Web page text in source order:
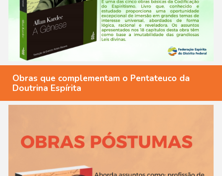
Obras que complementam o Pentateuco da
Doutrina Espírita